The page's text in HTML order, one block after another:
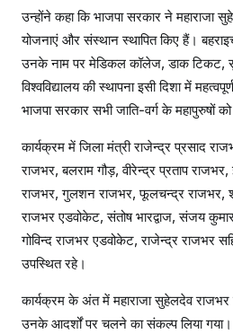
उन्होंने कहा कि भाजपा सरकार ने महाराजा
योजनाएं और संस्थान स्थापित किए हैं।
उनके नाम पर मेडिकल कॉलेज, डाक टिकट,
विश्वविद्यालय की स्थापना इसी दिशा में
भाजपा सरकार सभी जाति-वर्ग के महापुरुषों
कार्यक्रम में जिला मंत्री राजेन्द्र प्रसाद
राजभर, बलराम गौड़, वीरेन्द्र प्रताप राजभर,
राजभर, गुलशन राजभर, फूलचन्द्र राजभर,
राजभर एडवोकेट, संतोष भारद्वाज, संजय
गोविन्द राजभर एडवोकेट, राजेन्द्र राजभर
उपस्थित रहे।
कार्यक्रम के अंत में महाराजा सुहेलदेव
उनके आदर्शों पर चलने का संकल्प लिया गया।